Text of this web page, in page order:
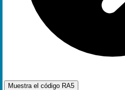
Muestra el código RA5